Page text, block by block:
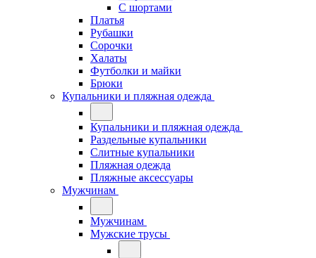
С шортами
Платья
Рубашки
Сорочки
Халаты
Футболки и майки
Брюки
Купальники и пляжная одежда
Купальники и пляжная одежда
Раздельные купальники
Слитные купальники
Пляжная одежда
Пляжные аксессуары
Мужчинам
Мужчинам
Мужские трусы